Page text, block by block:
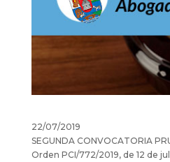
22/07/2019
SEGUNDA CONVOCATORIA
Orden PCI/772/2019, de 12 de